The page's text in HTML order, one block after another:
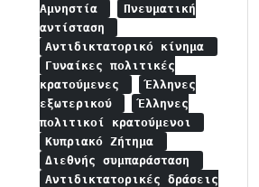
Αμνηστία
Πνευματική
αντίσταση
Αντιδικτατορικό κίνημα
Γυναίκες πολιτικές
κρατούμενες
Έλληνες
εξωτερικού
Έλληνες
πολιτικοί κρατούμενοι
Κυπριακό Ζήτημα
Διεθνής συμπαράσταση
Αντιδικτατορικές δράσεις